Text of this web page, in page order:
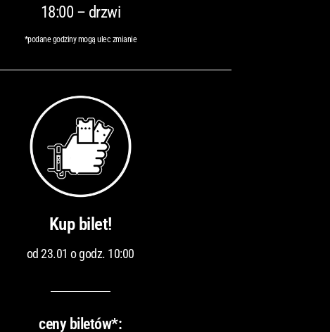
18:00 – drzwi
*podane godziny mogą ulec zmianie
Kup bilet!
od 23.01 o godz. 10:00
ceny biletów*: